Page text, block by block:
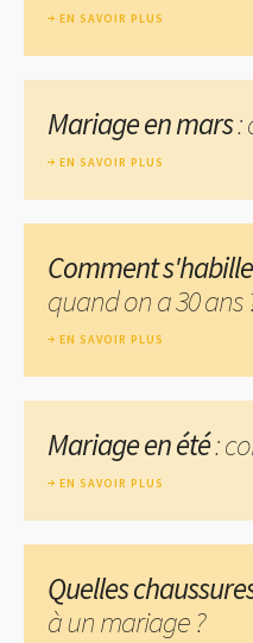
EN SAVOIR PLUS
Mariage en mars:
EN SAVOIR PLUS
Comment
quand on a 30 ans
EN SAVOIR PLUS
Mariage en été:
EN SAVOIR PLUS
Quelles
à un mariage ?